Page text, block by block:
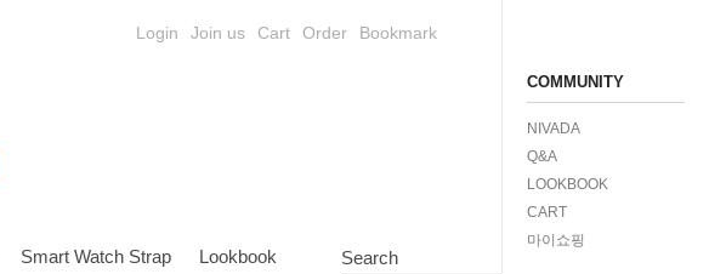
Login Join us Cart Order Bookmark
Smart Watch Strap Lookbook Search
COMMUNITY
NIVADA
Q&A
LOOKBOOK
CART
마이쇼핑